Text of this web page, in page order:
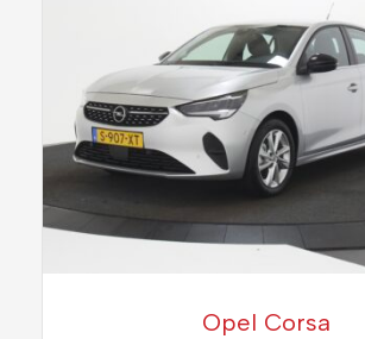
Opel Corsa